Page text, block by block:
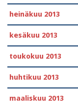
heinäkuu 2013
kesäkuu 2013
toukokuu 2013
huhtikuu 2013
maaliskuu 2013